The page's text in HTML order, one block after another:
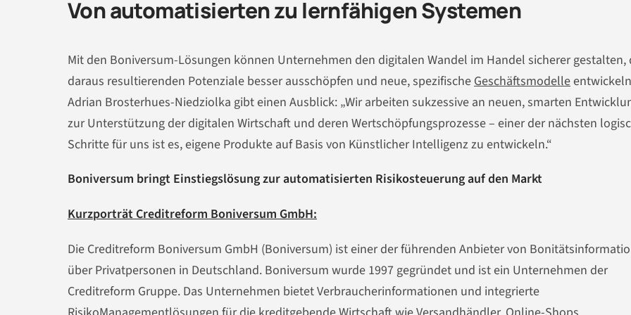
Von automatisierten zu lernfähigen Systemen
Mit den Boniversum-Lösungen können Unternehmen den digitalen Wandel im Handel sicherer gestalten,
daraus resultierenden Potenziale besser ausschöpfen und neue, spezifische Geschäftsmodelle
Adrian Brosterhues-Niedziolka gibt einen Ausblick: „Wir arbeiten sukzessive an neuen, smarten
zur Unterstützung der digitalen Wirtschaft und deren Wertschöpfungsprozesse – einer der nächsten
Schritte für uns ist es, eigene Produkte auf Basis von Künstlicher Intelligenz zu entwickeln.“
Boniversum bringt Einstiegslösung zur automatisierten Risikosteuerung auf den Markt
Kurzporträt Creditreform Boniversum GmbH:
Die Creditreform Boniversum GmbH (Boniversum) ist einer der führenden Anbieter von
über Privatpersonen in Deutschland. Boniversum wurde 1997 gegründet und ist ein Unternehmen der
Creditreform Gruppe. Das Unternehmen bietet Verbraucher­informationen und integrierte